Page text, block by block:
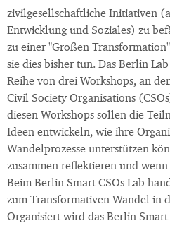
zivilgesellschaftliche Initiativen
Entwicklung und Soziales) zu
zu einer "Großen
sie dies bisher tun. Das Berlin
Reihe von drei Workshops, an
Civil Society Organisations
diesen Workshops sollen die
Ideen entwickeln, wie ihre
Wandelprozesse unterstützen
zusammen reflektieren und
Beim Berlin Smart CSOs Lab
zum Transformativen Wandel in
Organisiert wird das Berlin